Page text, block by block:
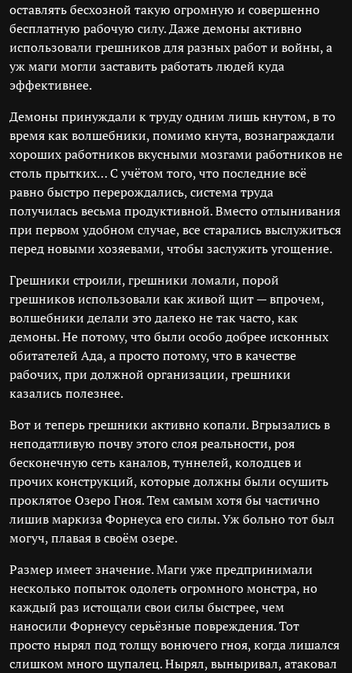
оставлять бесхозной такую огромную и совершенно
бесплатную рабочую силу. Даже демоны активно
использовали грешников для разных работ и войны, а
уж маги могли заставить работать людей куда
эффективнее.
Демоны принуждали к труду одним лишь кнутом, в то
время как волшебники, помимо кнута, вознаграждали
хороших работников вкусными мозгами работников не
столь прытких… С учётом того, что последние всё
равно быстро перерождались, система труда
получилась весьма продуктивной. Вместо отлынивания
при первом удобном случае, все старались выслужиться
перед новыми хозяевами, чтобы заслужить угощение.
Грешники строили, грешники ломали, порой
грешников использовали как живой щит — впрочем,
волшебники делали это далеко не так часто, как
демоны. Не потому, что были особо добрее исконных
обитателей Ада, а просто потому, что в качестве
рабочих, при должной организации, грешники
казались полезнее.
Вот и теперь грешники активно копали. Вгрызались в
неподатливую почву этого слоя реальности, роя
бесконечную сеть каналов, туннелей, колодцев и
прочих конструкций, которые должны были осушить
проклятое Озеро Гноя. Тем самым хотя бы частично
лишив маркиза Форнеуса его силы. Уж больно тот был
могуч, плавая в своём озере.
Размер имеет значение. Маги уже предпринимали
несколько попыток одолеть огромного монстра, но
каждый раз истощали свои силы быстрее, чем
наносили Форнеусу серьёзные повреждения. Тот
просто нырял под толщу вонючего гноя, когда лишался
слишком много щупалец. Нырял, выныривал, атаковал